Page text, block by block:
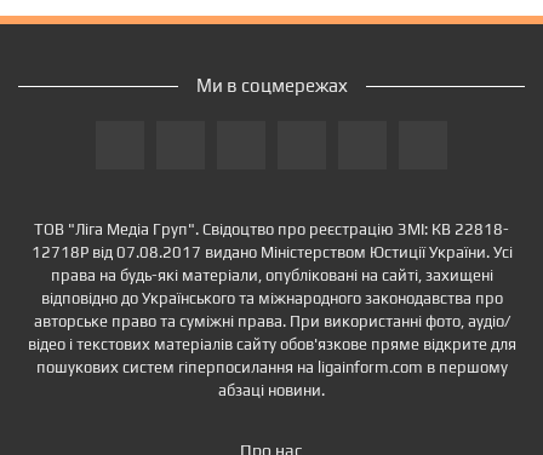
ТОВ "Ліга Медіа Груп". Свідоцтво про реєстрацію ЗМІ: КВ 22818-
12718Р від 07.08.2017 видано Міністерством Юстиції України. Усі
права на будь-які матеріали, опубліковані на сайті, захищені
відповідно до Українського та міжнародного законодавства про
авторське право та суміжні права. При використанні фото, аудіо/
відео і текстових матеріалів сайту обов'язкове пряме відкрите для
пошукових систем гіперпосилання на ligainform.com в першому
абзаці новини.
Про нас
Ми в соцмережах